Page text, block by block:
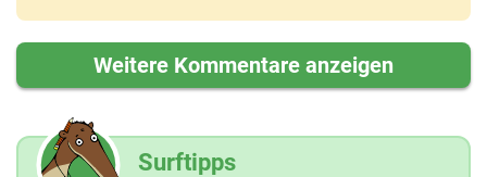
Weitere Kommentare anzeigen
Surftipps